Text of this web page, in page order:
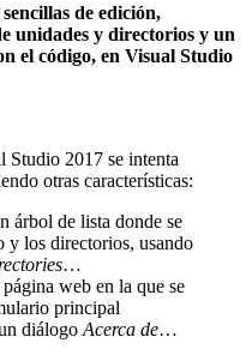
de edición,
unidades y directorios y un
el código, en Visual Studio
Studio 2017 se intenta
otras características:
árbol de lista donde se
y los directorios, usando
…
web en la que se
principal
diálogo Acerca de…